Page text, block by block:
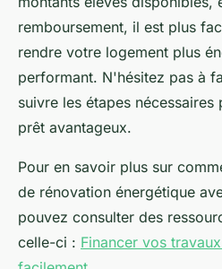
remboursement, il est plus
rendre votre logement plus
performant. N'hésitez pas à
suivre les étapes
prêt avantageux.
Pour en savoir plus sur
de rénovation énergétique
pouvez consulter des
celle-ci : Financer vos